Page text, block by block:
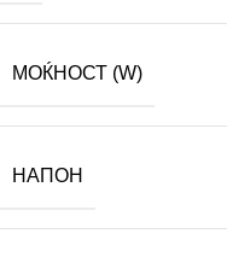
МОЌНОСТ (W)
НАПОН